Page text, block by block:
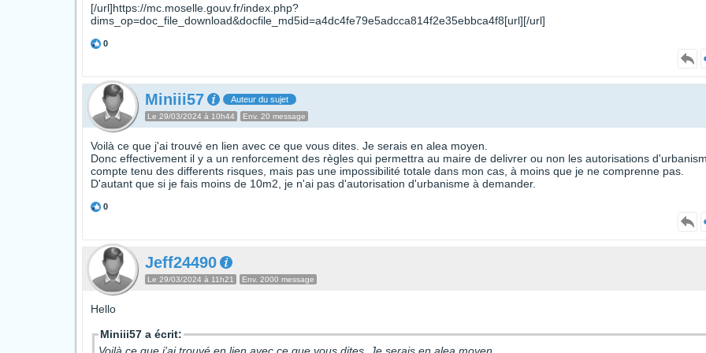
[/url]https://mc.moselle.gouv.fr/index.php?
dims_op=doc_file_download&docfile_md5id=a4dc4fe79e5adcca814f2e35ebbca4f8[url][/url]
0
Miniii57 Auteur du sujet
Le 29/03/2024 à 10h44 Env. 20 message
Voilà ce que j'ai trouvé en lien avec ce que vous dites. Je serais en alea moyen.
Donc effectivement il y a un renforcement des règles qui permettra au maire de delivrer ou non les autorisations
compte tenu des differents risques, mais pas une impossibilité totale dans mon cas, à moins que je ne comprenne pas.
D'autant que si je fais moins de 10m2, je n'ai pas d'autorisation d'urbanisme à demander.
0
Jeff24490
Le 29/03/2024 à 11h21 Env. 2000 message
Hello
Miniii57 a écrit: